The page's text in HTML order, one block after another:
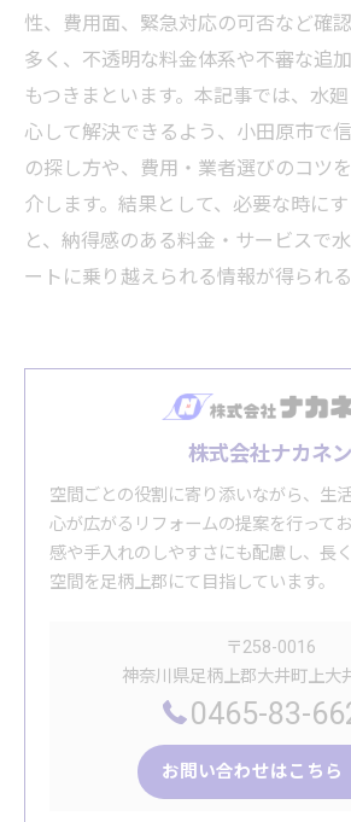
性、費用面、緊急対応の可否など確
多く、不透明な料金体系や不審な追
もつきまといます。本記事では、水
心して解決できるよう、小田原市で
の探し方や、費用・業者選びのコツ
介します。結果として、必要な時に
と、納得感のある料金・サービスで
ートに乗り越えられる情報が得られる
株式会社ナカネン
空間ごとの役割に寄り添いながら、生
心が広がるリフォームの提案を行って
感や手入れのしやすさにも配慮し、長
空間を足柄上郡にて目指しています。
〒258-0016
神奈川県足柄上郡大井町上大
0465-83-
お問い合わせはこちら